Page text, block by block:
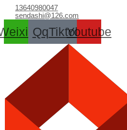
容
13640980047
sendashi@126.com
QqTiktokYoutube